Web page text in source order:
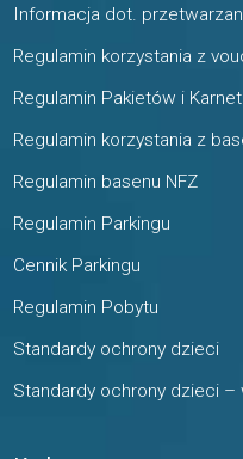
Informacja dot.
Regulamin korzystania z
Regulamin Pakietów i
Regulamin korzystania z
Regulamin basenu NFZ
Regulamin Parkingu
Cennik Parkingu
Regulamin Pobytu
Standardy ochrony dzieci
Standardy ochrony dzieci –